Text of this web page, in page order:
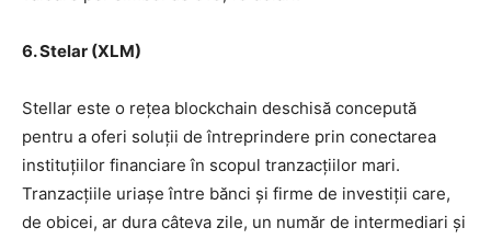
6. Stelar (XLM)
Stellar este o rețea blockchain deschisă concepută
pentru a oferi soluții de întreprindere prin conectarea
instituțiilor financiare în scopul tranzacțiilor mari.
Tranzacțiile uriașe între bănci și firme de investiții care,
de obicei, ar dura câteva zile, un număr de intermediari și